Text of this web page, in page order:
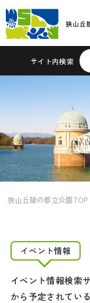
サイト内検索
狭山丘陵の都立公園TOP
イベント情報
イベント情報検索
から予定されている